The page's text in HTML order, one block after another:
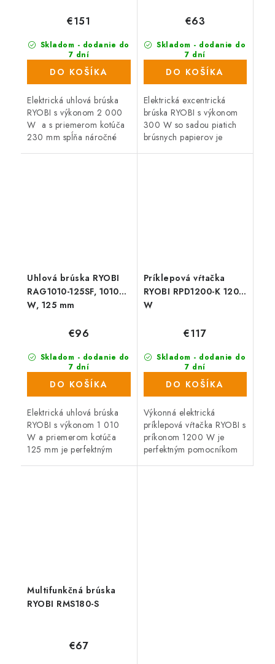
Skladom - dodanie do
7 dní
(176 ks)
€151
DO KOŠÍKA
Elektrická uhlová brúska
RYOBI s výkonom 2 000
W a s priemerom kotúča
230 mm spĺňa náročné
Skladom - dodanie do
7 dní
(305 ks)
€63
DO KOŠÍKA
Elektrická excentrická
brúska RYOBI s výkonom
300 W so sadou piatich
brúsnych papierov je
Uhlová brúska RYOBI
RAG1010-125SF, 1010
W, 125 mm
Skladom - dodanie do
7 dní
(71 ks)
€96
DO KOŠÍKA
Elektrická uhlová brúska
RYOBI s výkonom 1 010
W a priemerom kotúča
125 mm je perfektným
Príklepová vŕtačka
RYOBI RPD1200-K 1200
W
Skladom - dodanie do
7 dní
(646 ks)
€117
DO KOŠÍKA
Výkonná elektrická
príklepová vŕtačka RYOBI s
príkonom 1200 W je
perfektným pomocníkom
Multifunkčná brúska
RYOBI RMS180-S
€67